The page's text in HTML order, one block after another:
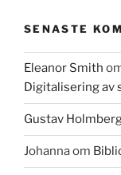
SENASTE
Eleanor Smith
Digitalisering av
Gustav
Johannaom